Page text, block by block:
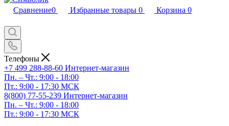
Сравнение0 Избранные товары 0 Корзина 0
Телефоны
+7 499 288-88-60 Интернет-магазин
Пн. – Чт.: 9:00 - 18:00
Пт.: 9:00 - 17:30 МСК
8(800) 77-55-239 Интернет-магазин
Пн. – Чт.: 9:00 - 18:00
Пт.: 9:00 - 17:30 МСК